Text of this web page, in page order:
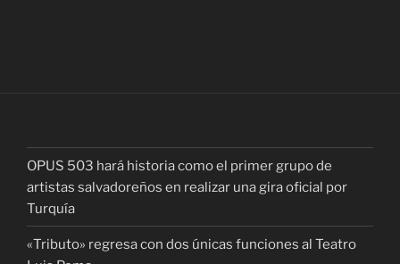
OPUS 503 hará historia como el primer grupo de
artistas salvadoreños en realizar una gira oficial por
Turquía
«Tributo» regresa con dos únicas funciones al Teatro